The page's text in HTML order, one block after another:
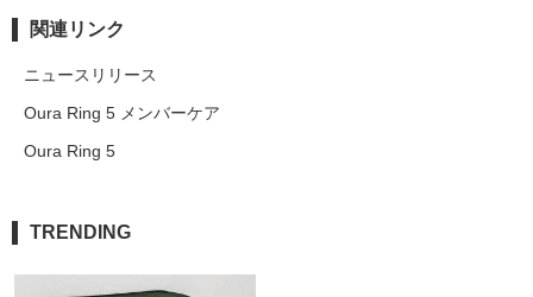
関連リンク
ニュースリリース
Oura Ring 5 メンバーケア
Oura Ring 5
TRENDING